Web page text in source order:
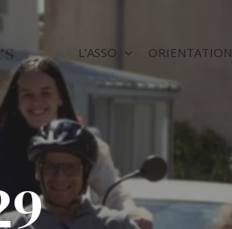
L’ASSO ORIENTATION